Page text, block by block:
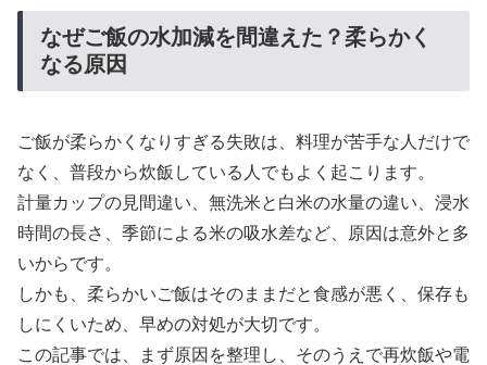
なぜご飯の水加減を間違えた？柔らかく
なる原因
ご飯が柔らかくなりすぎる失敗は、料理が苦手な人だけで
なく、普段から炊飯している人でもよく起こります。
計量カップの見間違い、無洗米と白米の水量の違い、浸水
時間の長さ、季節による米の吸水差など、原因は意外と多
いからです。
しかも、柔らかいご飯はそのままだと食感が悪く、保存も
しにくいため、早めの対処が大切です。
この記事では、まず原因を整理し、そのうえで再炊飯や電